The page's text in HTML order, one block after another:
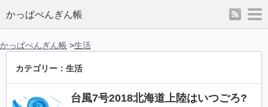
かっぱぺんぎん帳 rss
かっぱぺんぎん帳 >生活
カテゴリー：生活
台風7号2018北海道上陸はいつごろ?